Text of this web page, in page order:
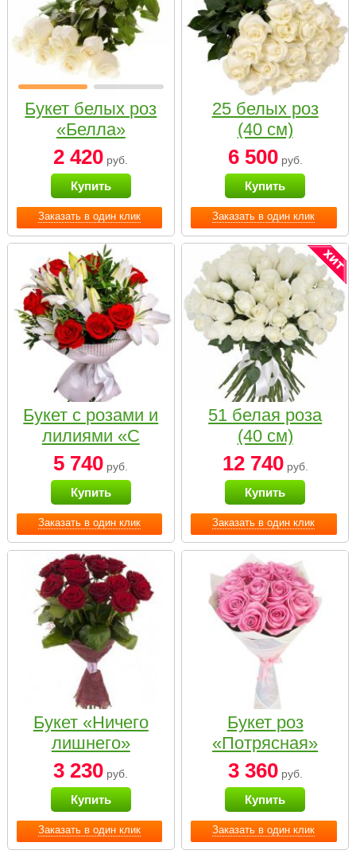
Заказать в один клик
Букет белых роз
«Белла»
2 420 руб.
Купить
Заказать в один клик
25 белых роз
(40 см)
6 500руб.
Купить
Заказать в один клик
Букет с розами и
лилиями «С
наилучшими
пожеланиями»
5 740 руб.
Купить
Заказать в один клик
51 белая роза
(40 см)
12 740руб.
Купить
Заказать в один клик
Букет «Ничего
лишнего»
3 230 руб.
Купить
Заказать в один клик
Букет роз
«Потрясная»
3 360руб.
Купить